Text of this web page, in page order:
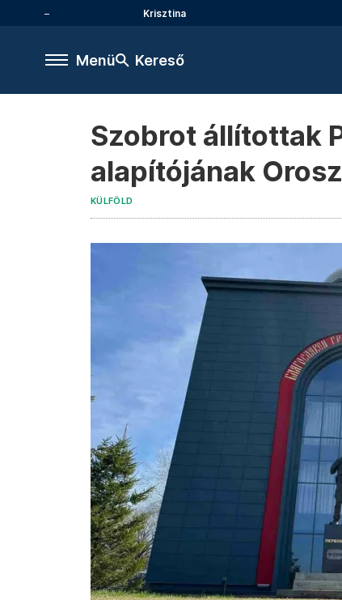
Krisztina
Menü Kereső
Szobrot állítottak
alapítójának
KÜLFÖLD